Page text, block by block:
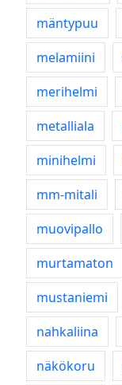
mäntypuu
melamiini
merihelmi
metalliala
minihelmi
mm-mitali
muovipallo
murtamaton
mustaniemi
nahkaliina
näkökoru